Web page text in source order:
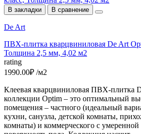
В закладки В сравнение
De Art
ПВХ-плитка кварцвиниловая De Art
Толщина 2,5 мм, 4,02 м2
rating
1990.00₽ /м2
Клеевая кварцвиниловая ПВХ-плитка
коллекции Optim – это оптимальный
помещения – частного (идеальный
кухни, санузла, детской комнаты,
комнаты) и коммерческого с умеренной